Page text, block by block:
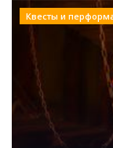
Квесты и